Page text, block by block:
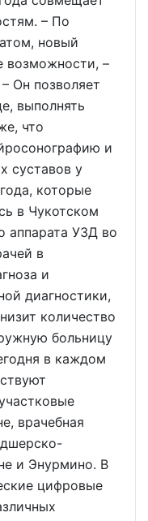
– По
новый
возможности, –
Он позволяет
выполнять
что
и
суставов у
которые
в Чукотском
аппарата УЗД во
в
и
диагностики,
количество
больницу
в каждом
врачебная
и Энурмино. В
цифровые